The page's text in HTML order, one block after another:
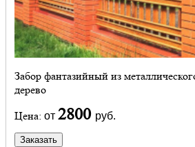
Забор фантазийный из
дерево
Цена: от 2800 руб.
Заказать